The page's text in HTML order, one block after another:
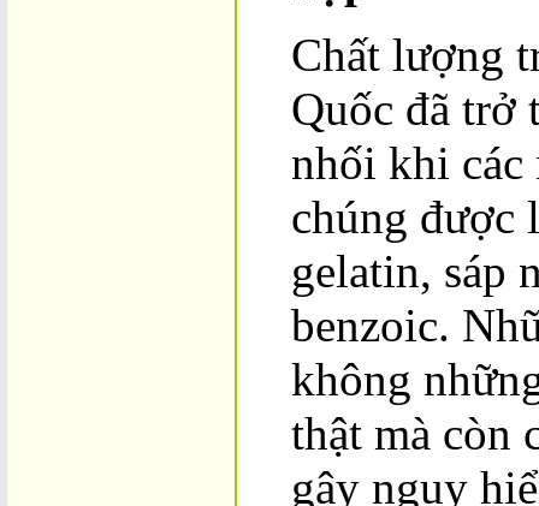
Chất lượng
Quốc đã trở
nhối khi các
chúng được
gelatin, sáp
benzoic.
không
thật mà còn
gây nguy